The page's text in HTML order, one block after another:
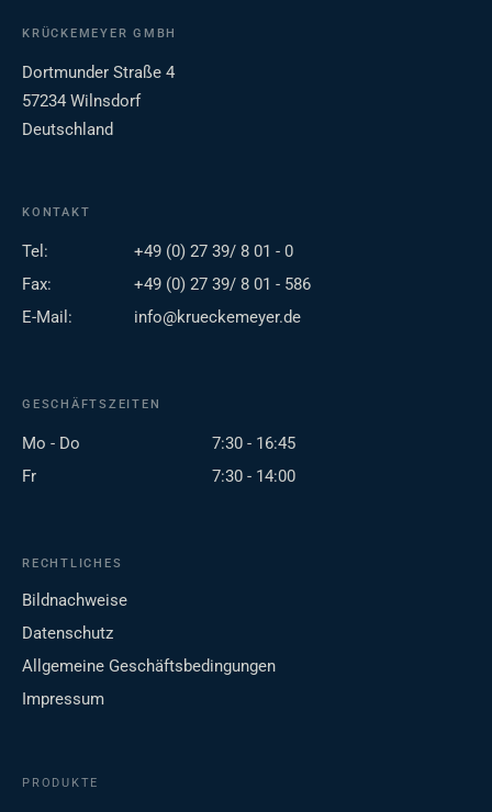
KRÜCKEMEYER GMBH
Dortmunder Straße 4
57234 Wilnsdorf
Deutschland
KONTAKT
Tel:
+49 (0) 27 39/ 8 01 - 0
Fax:
+49 (0) 27 39/ 8 01 - 586
E-Mail:
info@krueckemeyer.de
GESCHÄFTSZEITEN
Mo - Do
7:30 - 16:45
Fr
7:30 - 14:00
RECHTLICHES
Bildnachweise
Datenschutz
Allgemeine Geschäftsbedingungen
Impressum
PRODUKTE